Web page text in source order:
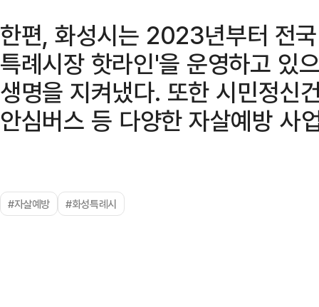
한편, 화성시는 2023년부터 전
특례시장 핫라인'을 운영하고 있
생명을 지켜냈다. 또한 시민정
안심버스 등 다양한 자살예방 사
#자살예방 #화성특례시